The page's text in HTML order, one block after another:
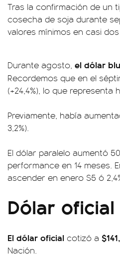
Tras la confirmación de un
cosecha de soja durante
valores mínimos en casi
Durante agosto, el dólar
Recordemos que en el
(+24,4%), lo que
Previamente, había
3,2%).
El dólar paralelo aumentó
performance en 14 meses.
ascender en enero $5 ó
Dólar
El dólar oficial cotizó a
Nación.